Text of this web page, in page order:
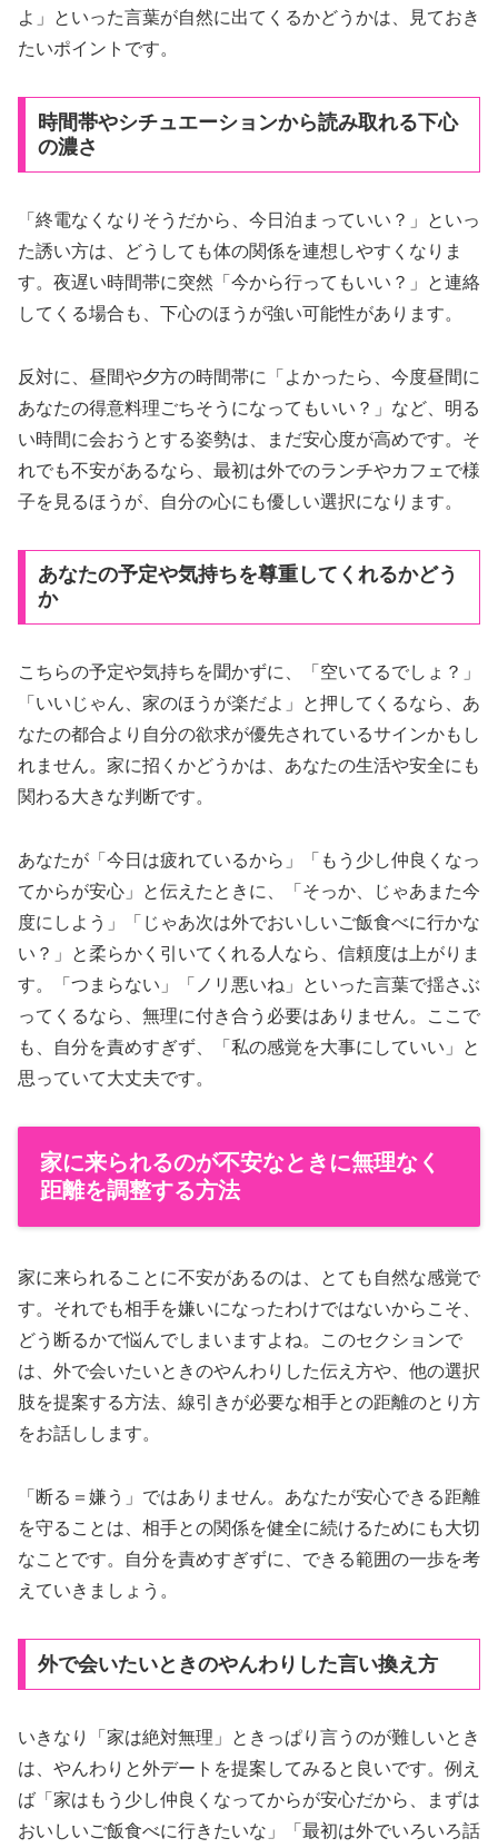
よ」といった言葉が自然に出てくるかどうかは、見ておき
たいポイントです。
時間帯やシチュエーションから読み取れる下心
の濃さ
「終電なくなりそうだから、今日泊まっていい？」といっ
た誘い方は、どうしても体の関係を連想しやすくなりま
す。夜遅い時間帯に突然「今から行ってもいい？」と連絡
してくる場合も、下心のほうが強い可能性があります。
反対に、昼間や夕方の時間帯に「よかったら、今度昼間に
あなたの得意料理ごちそうになってもいい？」など、明る
い時間に会おうとする姿勢は、まだ安心度が高めです。そ
れでも不安があるなら、最初は外でのランチやカフェで様
子を見るほうが、自分の心にも優しい選択になります。
あなたの予定や気持ちを尊重してくれるかどう
か
こちらの予定や気持ちを聞かずに、「空いてるでしょ？」
「いいじゃん、家のほうが楽だよ」と押してくるなら、あ
なたの都合より自分の欲求が優先されているサインかもし
れません。家に招くかどうかは、あなたの生活や安全にも
関わる大きな判断です。
あなたが「今日は疲れているから」「もう少し仲良くなっ
てからが安心」と伝えたときに、「そっか、じゃあまた今
度にしよう」「じゃあ次は外でおいしいご飯食べに行かな
い？」と柔らかく引いてくれる人なら、信頼度は上がりま
す。「つまらない」「ノリ悪いね」といった言葉で揺さぶ
ってくるなら、無理に付き合う必要はありません。ここで
も、自分を責めすぎず、「私の感覚を大事にしていい」と
思っていて大丈夫です。
家に来られるのが不安なときに無理なく
距離を調整する方法
家に来られることに不安があるのは、とても自然な感覚で
す。それでも相手を嫌いになったわけではないからこそ、
どう断るかで悩んでしまいますよね。このセクションで
は、外で会いたいときのやんわりした伝え方や、他の選択
肢を提案する方法、線引きが必要な相手との距離のとり方
をお話しします。
「断る＝嫌う」ではありません。あなたが安心できる距離
を守ることは、相手との関係を健全に続けるためにも大切
なことです。自分を責めすぎずに、できる範囲の一歩を考
えていきましょう。
外で会いたいときのやんわりした言い換え方
いきなり「家は絶対無理」ときっぱり言うのが難しいとき
は、やんわりと外デートを提案してみると良いです。例え
ば「家はもう少し仲良くなってからが安心だから、まずは
おいしいご飯食べに行きたいな」「最初は外でいろいろ話